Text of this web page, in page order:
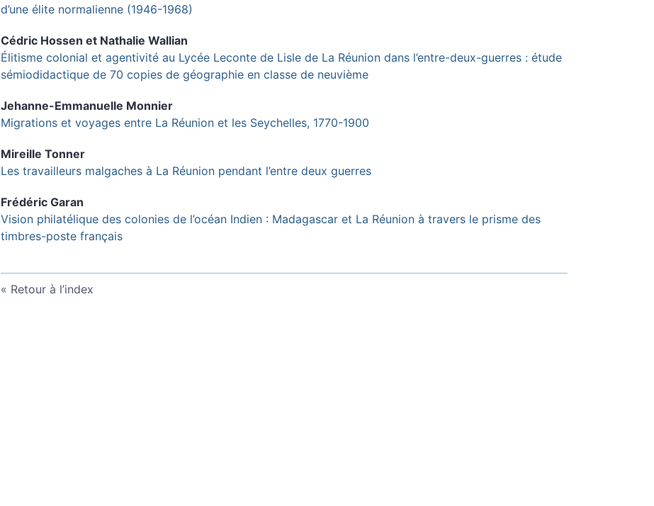
d’une élite normalienne (1946-1968)
Cédric Hossen et Nathalie Wallian
Élitisme colonial et agentivité au Lycée Leconte de Lisle de La Réunion dans l’entre-deux-guerres : étude
sémiodidactique de 70 copies de géographie en classe de neuvième
Jehanne-Emmanuelle Monnier
Migrations et voyages entre La Réunion et les Seychelles, 1770-1900
Mireille Tonner
Les travailleurs malgaches à La Réunion pendant l’entre deux guerres
Frédéric Garan
Vision philatélique des colonies de l’océan Indien : Madagascar et La Réunion à travers le prisme des
timbres-poste français
Retour à l’index